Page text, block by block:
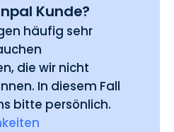
Kunde?
häufig sehr
die wir nicht
In diesem Fall
bitte persönlich.